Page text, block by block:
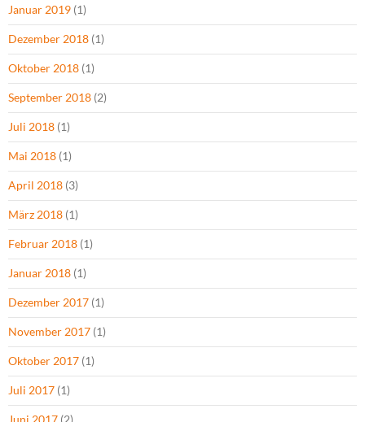
Januar 2019 (1)
Dezember 2018 (1)
Oktober 2018 (1)
September 2018 (2)
Juli 2018 (1)
Mai 2018 (1)
April 2018 (3)
März 2018 (1)
Februar 2018 (1)
Januar 2018 (1)
Dezember 2017 (1)
November 2017 (1)
Oktober 2017 (1)
Juli 2017 (1)
Juni 2017 (2)